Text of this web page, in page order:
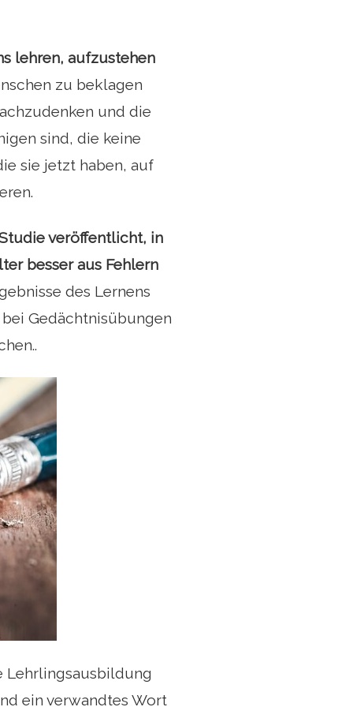
lehren, aufzustehen
zu beklagen
und die
sind, die keine
sie jetzt haben, auf
veröffentlicht, in
besser aus Fehlern
des Lernens
Gedächtnisübungen
Lehrlingsausbildung
ein verwandtes Wort